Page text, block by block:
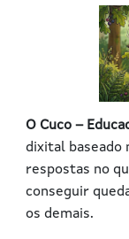
O Cuco –
dixital baseado
respostas no
conseguir
os demais.